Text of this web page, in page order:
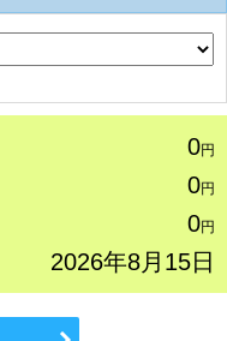
0円
0円
0円
2026年8月15日